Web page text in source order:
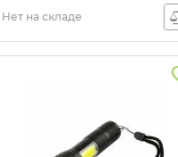
Нет на складе